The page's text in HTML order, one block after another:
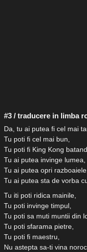
#3 / traducere in limba
Da, tu ai putea fi cel mai
Tu poti fi cel mai bun,
Tu poti fi King Kong
Tu ai putea invinge lumea,
Tu ai putea opri
Tu ai putea sta de vorba
Tu iti poti ridica mainile,
Tu poti invinge timpul,
Tu poti sa muti muntii din
Tu poti sfarama pietre,
Tu poti fi maestru,
Nu astepta sa-ti vina